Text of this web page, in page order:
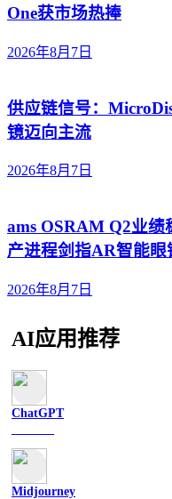
One获市场热捧
2026年8月7日
供应链信号：
镜迈向主流
2026年8月7日
ams OSRAM Q2业
产进程剑指AR智能眼
2026年8月7日
AI应用推荐
ChatGPT
Midjourney